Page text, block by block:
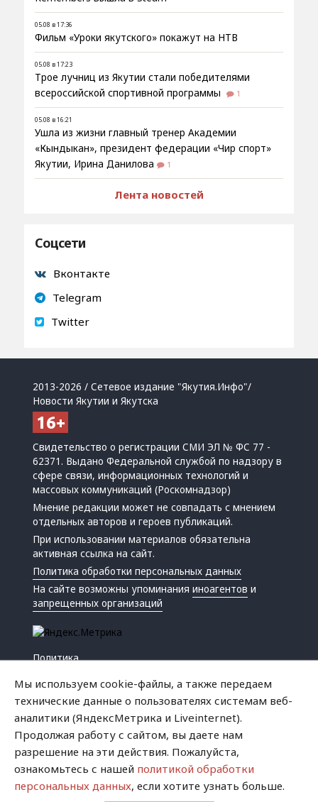
05.08 в 17:36
Фильм «Уроки якутского» покажут на НТВ
05.08 в 17:23
Трое лучниц из Якутии стали победителями
всероссийской спортивной программы
1
05.08 в 16:21
Ушла из жизни главный тренер Академии
«Кындыкан», президент федерации «Чир спорт»
Якутии, Ирина Данилова
1
Лента новостей
Соцсети
Вконтакте
Telegram
Twitter
2013-2026 / Сетевое издание "Якутия.Инфо"/
Новости Якутии и Якутска
Свидетельство о регистрации СМИ ЭЛ № ФС 77 -
62371. Выдано Федеральной службой по надзору в
сфере связи, информационных технологий и
массовых коммуникаций (Роскомнадзор)
Мнение редакции может не совпадать с мнением
отдельных авторов и героев публикаций.
При использовании материалов обязательна
активная ссылка на сайт.
Политика обработки персональных данных
На сайте возможны упоминанияиноагентов и
запрещенных организаций
Политика
Криминал
Успех
Мы используем cookie-файлы, а также передаем
технические данные о пользователях системам веб-
аналитики (ЯндексМетрика и Liveinternet).
Продолжая работу с сайтом, вы даете нам
разрешение на эти действия. Пожалуйста,
ознакомьтесь с нашей политикой обработки
персональных данных, если хотите узнать больше.